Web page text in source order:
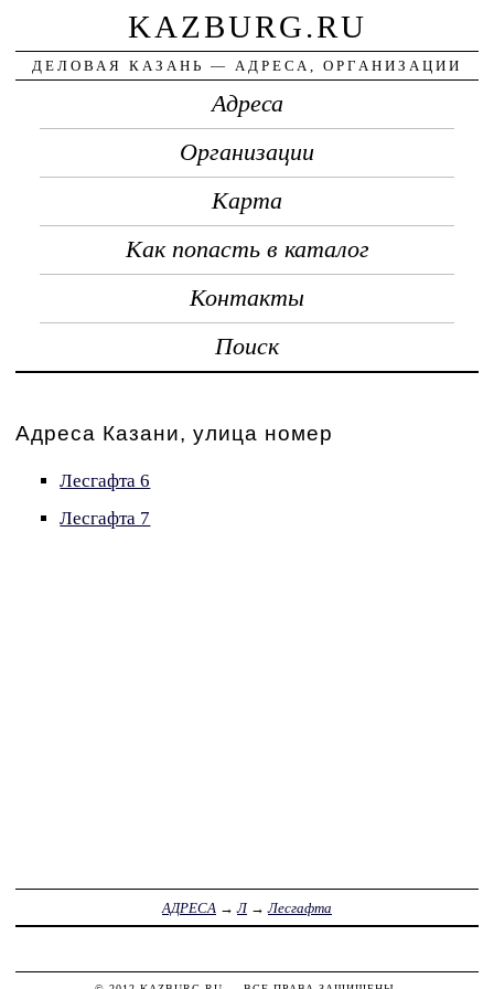
KAZBURG.RU
ДЕЛОВАЯ КАЗАНЬ — АДРЕСА, ОРГАНИЗАЦИИ
Адреса
Организации
Карта
Как попасть в каталог
Контакты
Поиск
Адреса Казани, улица номер
Лесгафта 6
Лесгафта 7
АДРЕСА →Л→Лесгафта